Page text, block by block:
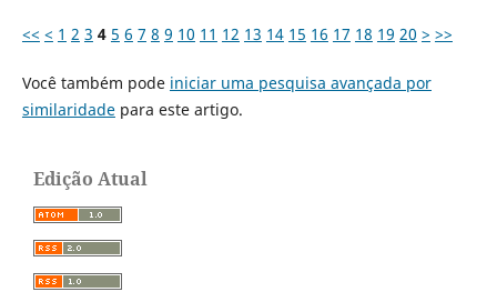
<< < 1 2 3 4 5 6 7 8 9 10 11 12 13 14 15 16 17 18 19 20 > >>
Você também pode iniciar uma pesquisa avançada por
similaridadepara este artigo.
Edição Atual